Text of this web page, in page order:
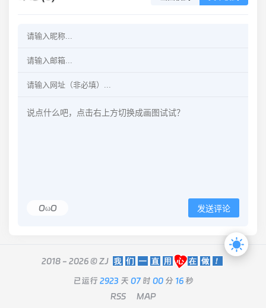
OωO 发送评论
2018 - 2026 ©ZJ
已运行 2923 天 07时 00分 16秒
RSS
MAP